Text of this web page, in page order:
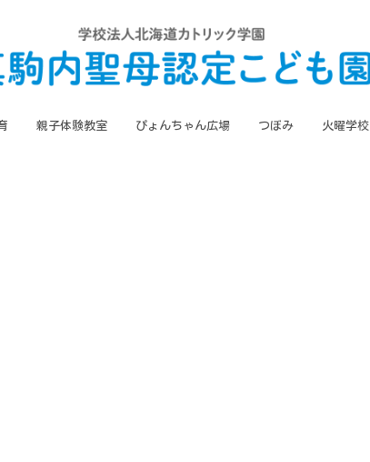
親子体験教室 ぴょんちゃん広場 つぼみ 火曜学校